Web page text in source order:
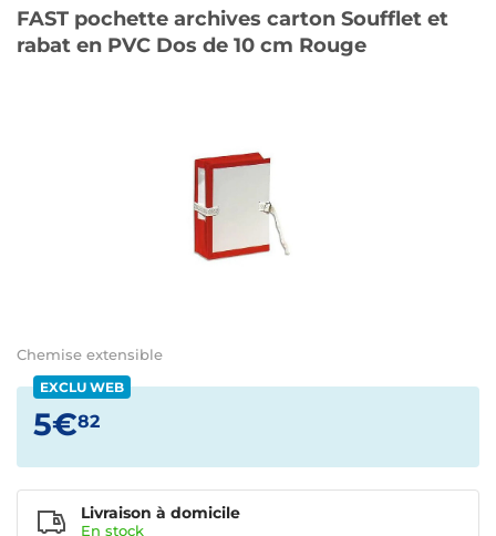
FAST pochette archives carton Soufflet et
rabat en PVC Dos de 10 cm Rouge
Chemise extensible
EXCLU WEB
5€82
Livraison à domicile
En stock